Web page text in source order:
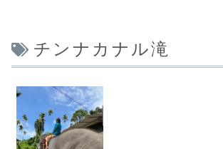
チンナカナル滝